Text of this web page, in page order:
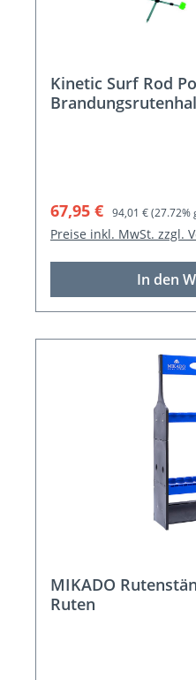
Kinetic Surf Rod
Verkaufspreis:
67,95 € Regulärer Preis:
94,01 €(27.72%
Preise inkl. MwSt. zzgl.
In den
MIKADO
Ruten